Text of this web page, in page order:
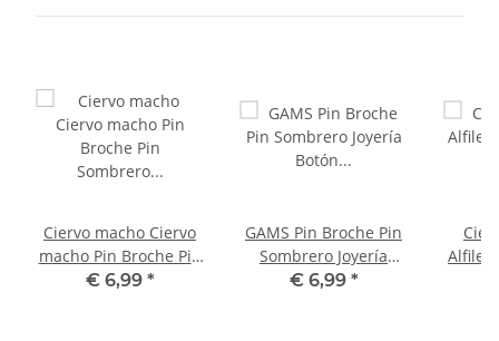
Ciervo macho Ciervo
macho Pin Broche Pin
Sombrero Joyería
€ 6,99 *
GAMS Pin Broche Pin
Sombrero Joyería
Botón Pizarra
€ 6,99 *
Alfiler